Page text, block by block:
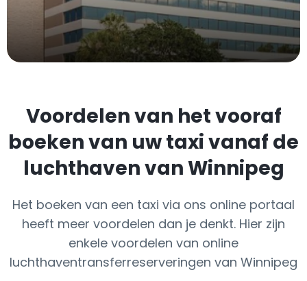
Voordelen van het vooraf
boeken van uw taxi vanaf de
luchthaven van Winnipeg
Het boeken van een taxi via ons online portaal
heeft meer voordelen dan je denkt. Hier zijn
enkele voordelen van online
luchthaventransferreserveringen van Winnipeg